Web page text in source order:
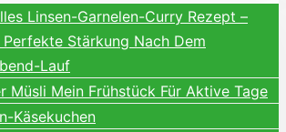
Linsen-Garnelen-Curry Rezept –
Perfekte Stärkung Nach Dem
Lauf
Müsli Mein Frühstück Für Aktive Tage
Käsekuchen